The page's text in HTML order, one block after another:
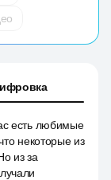
есть любимые
некоторые из
из за